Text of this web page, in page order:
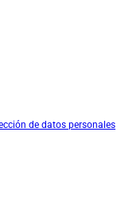
de datos personales